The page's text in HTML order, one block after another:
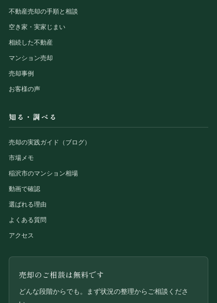
不動産売却の手順と相談
空き家・実家じまい
相続した不動産
マンション売却
売却事例
お客様の声
知る・調べる
売却の実践ガイド（ブログ）
市場メモ
稲沢市のマンション相場
動画で確認
選ばれる理由
よくある質問
アクセス
売却のご相談は無料です
どんな段階からでも。まず状況の整理からご相談くださ